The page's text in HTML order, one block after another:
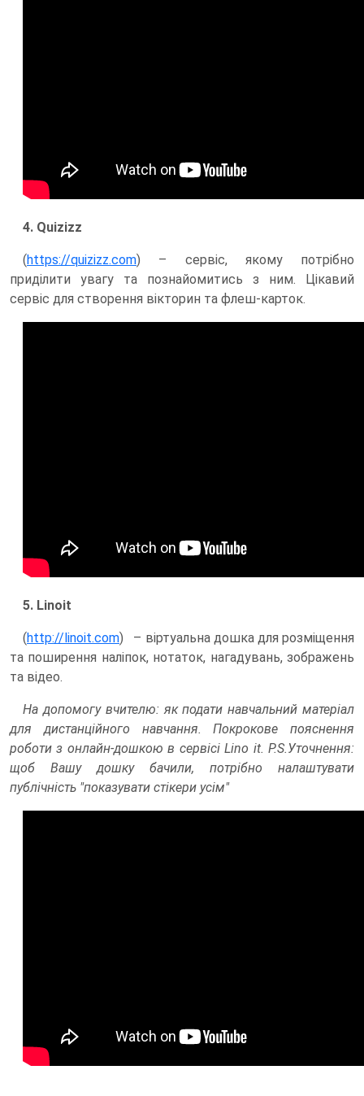
4. Quizizz
(https://quizizz.com) – сервіс, якому потрібно
приділити увагу та познайомитись з ним. Цікавий
сервіс для створення вікторин та флеш-карток.
5. Linoit
(http://linoit.com) – віртуальна дошка для розміщення
та поширення наліпок, нотаток, нагадувань, зображень
та відео.
На допомогу вчителю: як подати навчальний матеріал
для дистанційного навчання. Покрокове пояснення
роботи з онлайн-дошкою в сервісі Lino it. P.S.Уточнення:
щоб Вашу дошку бачили, потрібно налаштувати
публічність "показувати стікери усім"